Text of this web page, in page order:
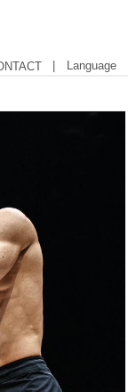
| Language